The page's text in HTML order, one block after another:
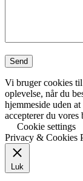
Vi bruger cookies
oplevelse, når du
hjemmeside uden
accepterer du vores
Cookie settings
Privacy & Cookies
Luk